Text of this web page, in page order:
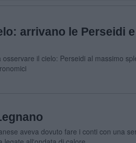
arrivano le Perseidi
il cielo: Perseidi al massimo
aveva dovuto fare i conti con una